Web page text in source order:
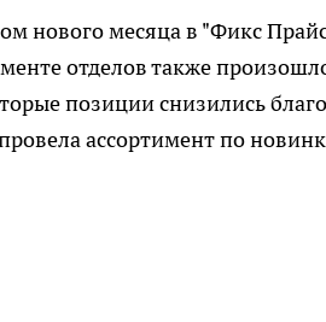
нового месяца в "Фикс
отделов также
позиции снизились
ассортимент по